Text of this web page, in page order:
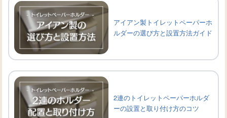
アイアン製トイレットペーパーホ
ルダーの選び方と設置方法ガイド
2連のトイレットペーパーホルダ
ーの設置と取り付け方のコツ